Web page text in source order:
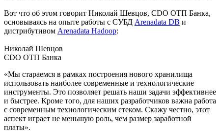
Вот что об этом говорит Николай Шевцов, CDO ОТП Банка,
основываясь на опыте работы с СУБД Arenadata DB и
дистрибутивом Arenadata Hadoop:
Николай Шевцов
CDO ОТП Банка
«Мы стараемся в рамках построения нового хранилища
использовать наиболее современные и технологические
инструменты. Это позволяет решать наши задачи эффективнее
и быстрее. Кроме того, для наших разработчиков важна работа
с современным технологическим стеком. Скажу честно, этот
аспект играет не меньшую роль, чем размер заработной
платы».